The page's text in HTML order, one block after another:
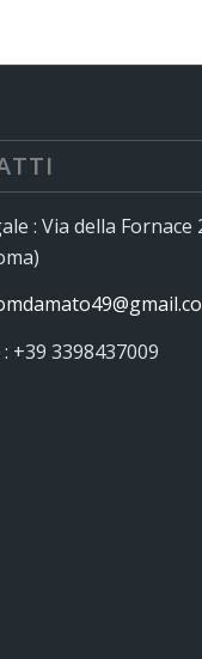
: Via della Fornace
: +39 3398437009